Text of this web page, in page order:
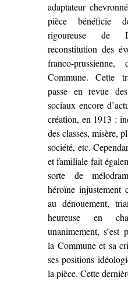
adaptateur
pièce bénéficie
rigoureuse de
reconstitution des
franco-
Commune. Cette
passe en revue
sociaux encore
création, en 1913 :
des classes, misère,
société, etc.
et familiale fait
sorte de
héroïne injustement
au dénouement,
heureuse en
unanimement, s’est
la Commune et sa
ses positions
la pièce. Cette